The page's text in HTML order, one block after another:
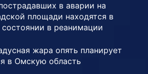
в аварии на
площади находятся в
в реанимации
жара опять планирует
в Омскую область